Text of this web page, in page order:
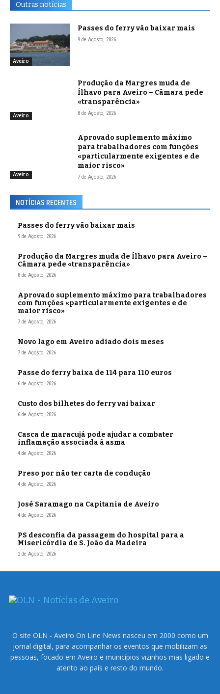
Outras notícias
Aveiro
Passes do ferry vão baixar mais
9 de Agosto, 2026
Aveiro
Produção da Margres muda de
Ílhavo para Aveiro – Câmara pede
«transparência»
8 de Agosto, 2026
Aveiro
Aprovado suplemento máximo
para trabalhadores com funções
«particularmente exigentes e de
maior risco»
7 de Agosto, 2026
NOTÍCIAS RECENTES
Passes do ferry vão baixar mais
9 de Agosto, 2026
Produção da Margres muda de Ílhavo para Aveiro –
Câmara pede «transparência»
8 de Agosto, 2026
Aprovado suplemento máximo para trabalhadores
com funções «particularmente exigentes e de
maior risco»
7 de Agosto, 2026
Novo lago em Aveiro adiado dois meses
7 de Agosto, 2026
Passe do ferry baixa de 114 para 110 euros
6 de Agosto, 2026
Custo dos bilhetes do ferry vai baixar
6 de Agosto, 2026
Casca de maracujá pode ajudar a combater
inflamação associada à asma
4 de Agosto, 2026
Preso por não ter carta de condução
4 de Agosto, 2026
José Saramago na Capitania de Aveiro
4 de Agosto, 2026
PS desconfia da passagem do hospital para a
Misericórdia de S. João da Madeira
2 de Agosto, 2026
O site OLN - Aveiro On Line News nasceu em 2000 como um
jornal digital, para acompanhar os eventos que mobilizam as
pessoas, focado em Aveiro e municípios vizinhos mas ligado e
atento ao país e resto do mundo.